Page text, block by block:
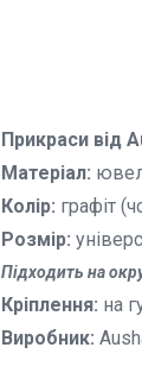
Прикраси від
Матеріал:
Колір: графіт
Розмір:
Підходить на
Кріплення: на
Виробник: